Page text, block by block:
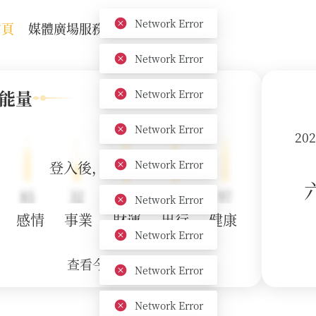
媒體廣場服務機構 關於我們
量
登入後，解鎖各項能量值
感情 事業 財運 出行 健康
查看今日能量詳解
Network Error